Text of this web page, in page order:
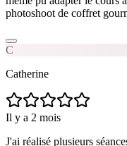
photoshoot de coffret
C
Catherine
Il y a 2 mois
J'ai réalisé plusieurs